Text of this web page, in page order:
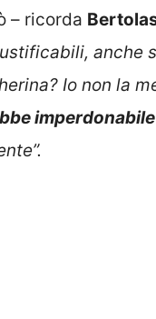
– ricorda
anche
Io non la
imperdonabile